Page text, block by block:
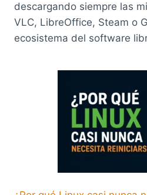
descargando siempre las
VLC, LibreOffice, Steam o
ecosistema del software